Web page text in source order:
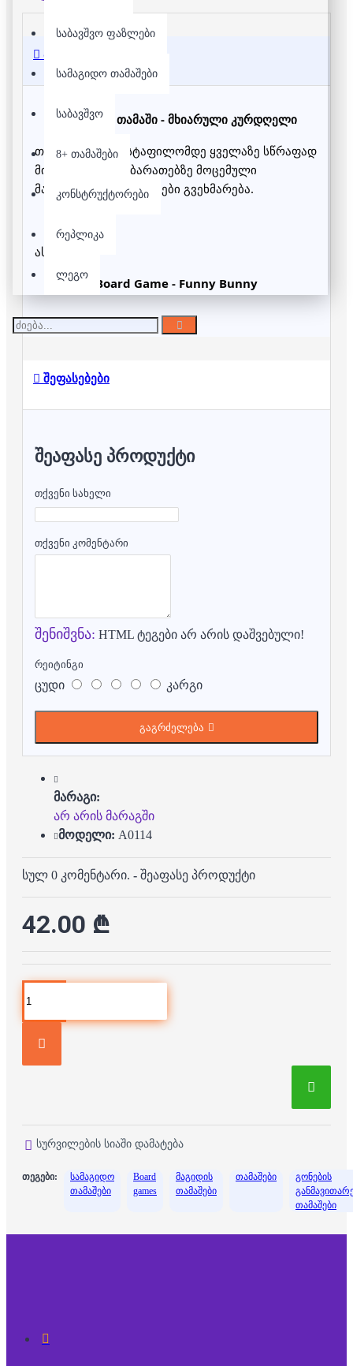
საბავშვო ფაზლები
სამაგიდო თამაშები
საბავშვო
8+ თამაშები
კონსტრუქტორები
რეპლიკა
ლეგო
აღწერა
სამაგიდო თამაში - მხიარული კურდღელი
თამაშის მიზანი სტაფილომდე ყველაზე სწრაფად
მისვლაა, რაშიც ბარათებზე მოცემული
მარცვლის რაოდენობები გვეხმარება.
ასაკი: 4+
Board Game - Funny Bunny
შეფასებები
ᲨᲔᲐᲤᲐᲡᲔ ᲞᲠᲝᲓᲣᲥᲢᲘ
თქვენი სახელი
თქვენი კომენტარი
შენიშვნა: HTML ტეგები არ არის დაშვებული!
რეიტინგი
ცუდი კარგი
გაგრძელება
მარაგი:
არ არის მარაგში
მოდელი: A0114
სულ 0 კომენტარი. - შეაფასე პროდუქტი
42.00 ₾
სურვილების სიაში დამატება
თეგები:
სამაგიდო
თამაშები
Board
games
მაგიდის
თამაშები
თამაშები
გონების
თამაშები